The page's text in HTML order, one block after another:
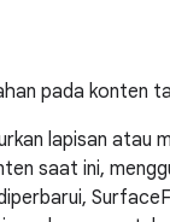
pada konten
lapisan atau
saat ini,